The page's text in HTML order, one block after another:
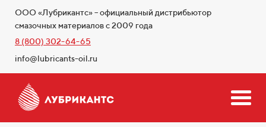
ООО «Лубрикантс» – официальный дистрибьютор
смазочных материалов с 2009 года
8 (800) 302-64-65
info@lubricants-oil.ru